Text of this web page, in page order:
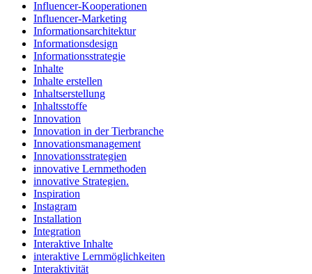
Influencer-Kooperationen
Influencer-Marketing
Informationsarchitektur
Informationsdesign
Informationsstrategie
Inhalte
Inhalte erstellen
Inhaltserstellung
Inhaltsstoffe
Innovation
Innovation in der Tierbranche
Innovationsmanagement
Innovationsstrategien
innovative Lernmethoden
innovative Strategien.
Inspiration
Instagram
Installation
Integration
Interaktive Inhalte
interaktive Lernmöglichkeiten
Interaktivität